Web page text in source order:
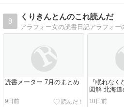
9
くりきんとんのこれ読んだ
読書メーター 7月のまとめ
9日前
『眠れな
図解 北海
10日前